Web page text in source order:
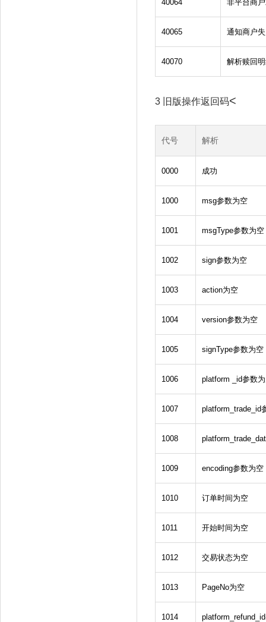
40064 非平台商
40065 通知商户
40070 解析赎回
3 旧版操作返回码<
代号 解析
0000 成功
1000 msg参数为空
1001 msgType参数为空
1002 sign参数为空
1003 action为空
1004 version参数为空
1005 signType参数为空
1006 platform _id参数
1007 platform_trade_id
1008
1009 encoding参数为空
1010 订单时间为空
1011 开始时间为空
1012 交易状态为空
1013 PageNo为空
1014